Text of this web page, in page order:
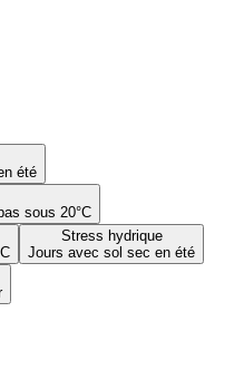
été
sous 20°C
Stress hydrique
Jours avec sol sec en été